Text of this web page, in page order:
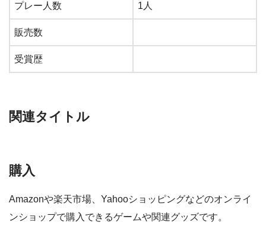
プレー人数 1人
販売数
受賞歴
関連タイトル
購入
Amazonや楽天市場、Yahooショッピングなどのオンライ
ンショップで購入できるゲームや関連グッズです。